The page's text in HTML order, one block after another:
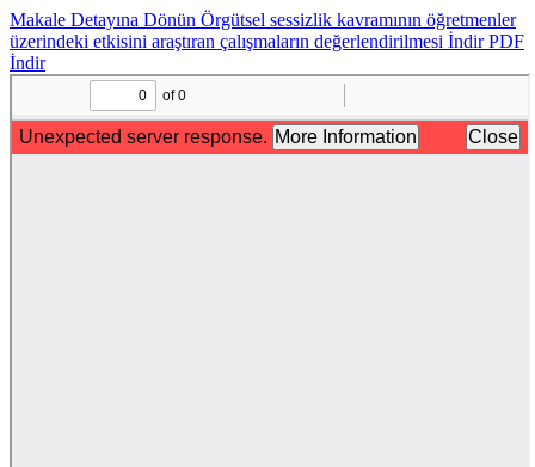
Makale Detayına Dönün Örgütsel sessizlik kavramının öğretmenler
üzerindeki etkisini araştıran çalışmaların değerlendirilmesi İndirPDF
İndir